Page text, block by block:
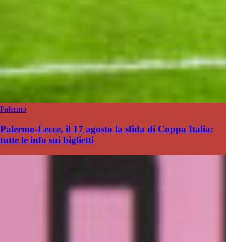
Palermo
Palermo-Lecce, il 17 agosto la sfida di Coppa Italia:
tutte le info sui biglietti